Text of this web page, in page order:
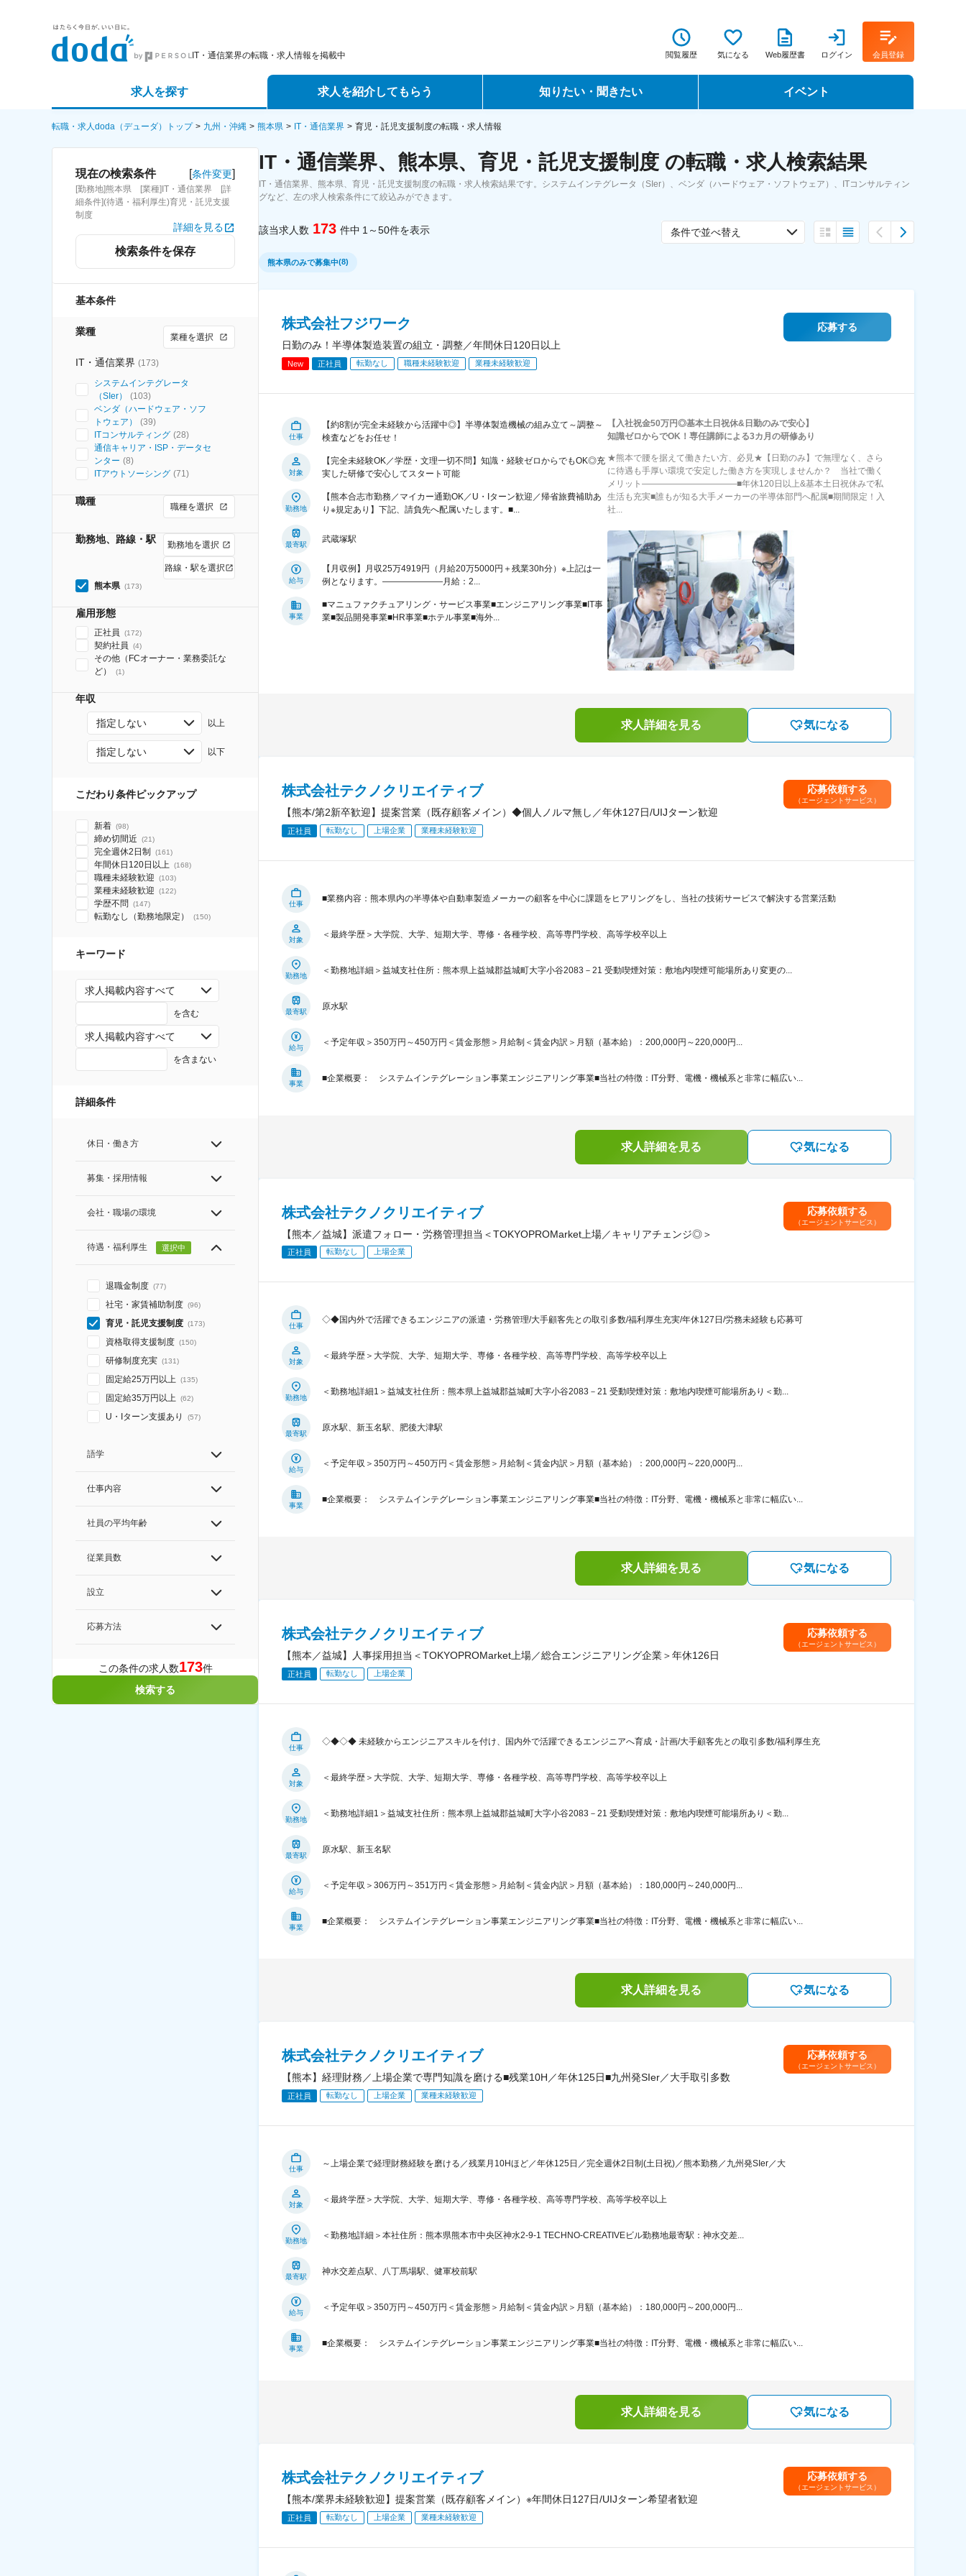
IT・通信業界の転職・求人情報を掲載中 閲覧履歴 気になる Web履歴書 ログイン 会員登録
求人を探す
詳細条件から探す
求人特集から探す
求人を紹介してもらう
エージェントサービス
スカウトサービス
パートナーエージェントサービス
知りたい・聞きたい
転職ノウハウ
データで見る転職
イベント
転職フェア
転職・求人doda（デューダ）トップ 九州・沖縄 熊本県 IT・通信業界 育児・託児支援制度の転職・求人情報
現在の検索条件 [条件変更]
[勤務地]熊本県 [業種]IT・通信業界 [詳
細条件](待遇・福利厚生)育児・託児支援
制度
詳細を見る
検索条件を保存
基本条件
業種 業種を選択
IT・通信業界 (173)
システムインテグレータ
（SIer）
(103)
ベンダ（ハードウェア・ソフ
トウェア）
(39)
ITコンサルティング (28)
通信キャリア・ISP・データセ
ンター (8)
ITアウトソーシング (71)
職種 職種を選択
勤務地、路線・駅 勤務地を選択
路線・駅を選択
熊本県 (173)
雇用形態
正社員 (172)
契約社員 (4)
その他（FCオーナー・業務委託な
ど）
(1)
年収
指定しない 以上
指定しない 以下
こだわり条件ピックアップ
新着 (98)
締め切間近 (21)
完全週休2日制 (161)
年間休日120日以上 (168)
職種未経験歓迎 (103)
業種未経験歓迎 (122)
学歴不問 (147)
転勤なし（勤務地限定） (150)
キーワード
求人掲載内容すべて
を含む
求人掲載内容すべて
を含まない
詳細条件
休日・働き方
募集・採用情報
会社・職場の環境
待遇・福利厚生 選択中
退職金制度 (77)
社宅・家賃補助制度 (96)
育児・託児支援制度 (173)
資格取得支援制度 (150)
研修制度充実 (131)
固定給25万円以上 (135)
固定給35万円以上 (62)
U・Iターン支援あり (57)
語学
仕事内容
社員の平均年齢
従業員数
設立
応募方法
この条件の求人数173件
検索する
IT・通信業界、熊本県、育児・託児支援制度 の転職・求人検索結果
IT・通信業界、熊本県、育児・託児支援制度の転職・求人検索結果です。システムインテグレータ（SIer）、ベンダ（ハードウェア・ソフトウェア）、ITコンサルティン
グなど、左の求人検索条件にて絞込みができます。
該当求人数 173 件中 1～50件を表示 条件で並べ替え
熊本県のみで募集中(8)
株式会社フジワーク
日勤のみ！半導体製造装置の組立・調整／年間休日120日以上
New 正社員 転勤なし 職種未経験歓迎 業種未経験歓迎
応募する
仕事
【約8割が完全未経験から活躍中◎】半導体製造機械の組み立て～調整～
検査などをお任せ！
対象
【完全未経験OK／学歴・文理一切不問】知識・経験ゼロからでもOK◎充
実した研修で安心してスタート可能
勤務地
【熊本合志市勤務／マイカー通勤OK／U・Iターン歓迎／帰省旅費補助あ
り※規定あり】下記、請負先へ配属いたします。■...
最寄駅
武蔵塚駅
給与
【月収例】月収25万4919円（月給20万5000円＋残業30h分）※上記は一
例となります。―――――――月給：2...
事業
■マニュファクチュアリング・サービス事業■エンジニアリング事業■IT事
業■製品開発事業■HR事業■ホテル事業■海外...
【入社祝金50万円◎基本土日祝休&日勤のみで安心】
知識ゼロからでOK！専任講師による3カ月の研修あり
★熊本で腰を据えて働きたい方、必見★【日勤のみ】で無理なく、さら
に待遇も手厚い環境で安定した働き方を実現しませんか？ 当社で働く
メリット―――――――――――■年休120日以上&基本土日祝休みで私
生活も充実■誰もが知る大手メーカーの半導体部門へ配属■期間限定！入
社...
求人詳細を見る 気になる
株式会社テクノクリエイティブ
【熊本/第2新卒歓迎】提案営業（既存顧客メイン）◆個人ノルマ無し／年休127日/UIJターン歓迎
正社員 転勤なし 上場企業 業種未経験歓迎
応募依頼する
（エージェントサービス）
仕事
■業務内容：熊本県内の半導体や自動車製造メーカーの顧客を中心に課題をヒアリングをし、当社の技術サービスで解決する営業活動
対象
＜最終学歴＞大学院、大学、短期大学、専修・各種学校、高等専門学校、高等学校卒以上
勤務地
＜勤務地詳細＞益城支社住所：熊本県上益城郡益城町大字小谷2083－21 受動喫煙対策：敷地内喫煙可能場所あり変更の...
最寄駅
原水駅
給与
＜予定年収＞350万円～450万円＜賃金形態＞月給制＜賃金内訳＞月額（基本給）：200,000円～220,000円...
事業
■企業概要： システムインテグレーション事業エンジニアリング事業■当社の特徴：IT分野、電機・機械系と非常に幅広い...
求人詳細を見る 気になる
株式会社テクノクリエイティブ
【熊本／益城】派遣フォロー・労務管理担当＜TOKYOPROMarket上場／キャリアチェンジ◎＞
正社員 転勤なし 上場企業
応募依頼する
（エージェントサービス）
仕事
◇◆国内外で活躍できるエンジニアの派遣・労務管理/大手顧客先との取引多数/福利厚生充実/年休127日/労務未経験も応募可
対象
＜最終学歴＞大学院、大学、短期大学、専修・各種学校、高等専門学校、高等学校卒以上
勤務地
＜勤務地詳細1＞益城支社住所：熊本県上益城郡益城町大字小谷2083－21 受動喫煙対策：敷地内喫煙可能場所あり＜勤...
最寄駅
原水駅、新玉名駅、肥後大津駅
給与
＜予定年収＞350万円～450万円＜賃金形態＞月給制＜賃金内訳＞月額（基本給）：200,000円～220,000円...
事業
■企業概要： システムインテグレーション事業エンジニアリング事業■当社の特徴：IT分野、電機・機械系と非常に幅広い...
求人詳細を見る 気になる
株式会社テクノクリエイティブ
【熊本／益城】人事採用担当＜TOKYOPROMarket上場／総合エンジニアリング企業＞年休126日
正社員 転勤なし 上場企業
応募依頼する
（エージェントサービス）
仕事
◇◆◇◆ 未経験からエンジニアスキルを付け、国内外で活躍できるエンジニアへ育成・計画/大手顧客先との取引多数/福利厚生充
対象
＜最終学歴＞大学院、大学、短期大学、専修・各種学校、高等専門学校、高等学校卒以上
勤務地
＜勤務地詳細1＞益城支社住所：熊本県上益城郡益城町大字小谷2083－21 受動喫煙対策：敷地内喫煙可能場所あり＜勤...
最寄駅
原水駅、新玉名駅
給与
＜予定年収＞306万円～351万円＜賃金形態＞月給制＜賃金内訳＞月額（基本給）：180,000円～240,000円...
事業
■企業概要： システムインテグレーション事業エンジニアリング事業■当社の特徴：IT分野、電機・機械系と非常に幅広い...
求人詳細を見る 気になる
株式会社テクノクリエイティブ
【熊本】経理財務／上場企業で専門知識を磨ける■残業10H／年休125日■九州発SIer／大手取引多数
正社員 転勤なし 上場企業 業種未経験歓迎
応募依頼する
（エージェントサービス）
仕事
～上場企業で経理財務経験を磨ける／残業月10Hほど／年休125日／完全週休2日制(土日祝)／熊本勤務／九州発SIer／大
対象
＜最終学歴＞大学院、大学、短期大学、専修・各種学校、高等専門学校、高等学校卒以上
勤務地
＜勤務地詳細＞本社住所：熊本県熊本市中央区神水2-9-1 TECHNO-CREATIVEビル勤務地最寄駅：神水交差...
最寄駅
神水交差点駅、八丁馬場駅、健軍校前駅
給与
＜予定年収＞350万円～450万円＜賃金形態＞月給制＜賃金内訳＞月額（基本給）：180,000円～200,000円...
事業
■企業概要： システムインテグレーション事業エンジニアリング事業■当社の特徴：IT分野、電機・機械系と非常に幅広い...
求人詳細を見る 気になる
株式会社テクノクリエイティブ
【熊本/業界未経験歓迎】提案営業（既存顧客メイン）※年間休日127日/UIJターン希望者歓迎
正社員 転勤なし 上場企業 業種未経験歓迎
応募依頼する
（エージェントサービス）